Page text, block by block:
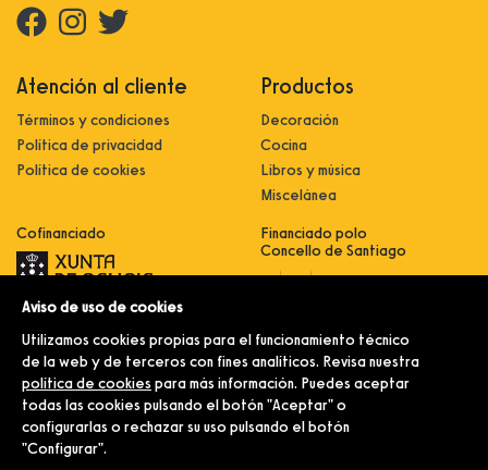
Atención al cliente
Términos y condiciones
Política de privacidad
Política de cookies
Productos
Decoración
Cocina
Libros y música
Miscelánea
Cofinanciado
Innovación, dixitalización e
comercialización e expansión do
sector comercial e artesanal
Implantación e pulo da estratexia
dixital e modernización do sector
comercial e artesanal (CO300C
2021)
Financiado polo
Concello de Santiago
Aviso de uso de cookies
Utilizamos cookies propias para el funcionamiento técnico
de la web y de terceros con fines analíticos. Revisa nuestra
política de cookies para más información. Puedes aceptar
todas las cookies pulsando el botón "Aceptar" o
configurarlas o rechazar su uso pulsando el botón
"Configurar".